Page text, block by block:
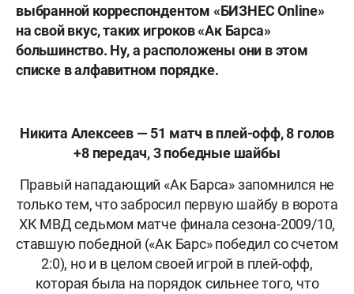
выбранной корреспондентом «БИЗНЕСOnline»
на свой вкус, таких игроков «Ак Барса»
большинство. Ну, а расположены они в этом
списке в алфавитном порядке.
Никита Алексеев — 51 матч в плей-офф, 8 голов
+8 передач, 3 победные шайбы
Правый нападающий «Ак Барса» запомнился не
только тем, что забросил первую шайбу в ворота
ХК МВД седьмом матче финала сезона-2009/10,
ставшую победной («Ак Барс» победил со счетом
2:0), но и в целом своей игрой в плей-офф,
которая была на порядок сильнее того, что